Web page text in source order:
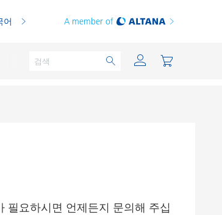
어 A member of
필요하시면 언제든지 문의해 주십